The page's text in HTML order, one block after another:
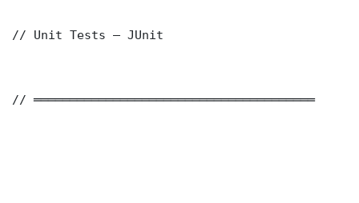
// Unit Tests — JUnit
// ═══════════════════════════════════════